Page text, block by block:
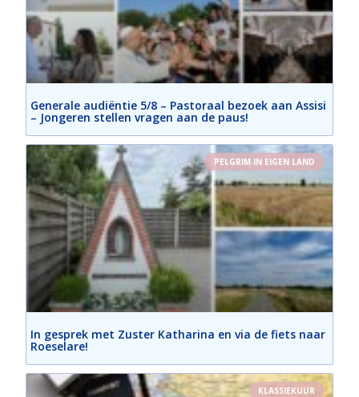
Generale audiëntie 5/8 – Pastoraal bezoek aan Assisi
– Jongeren stellen vragen aan de paus!
PELGRIM IN EIGEN LAND
In gesprek met Zuster Katharina en via de fiets naar
Roeselare!
KLASSIEKUUR